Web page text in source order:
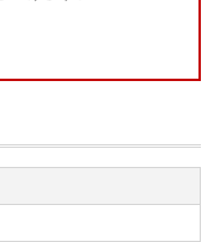
合わせへの返信・返礼
くださいませ。